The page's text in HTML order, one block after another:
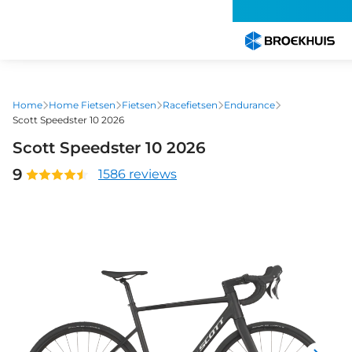
gaan
Home Home Fietsen Fietsen Racefietsen
Endurance
Scott Speedster 10 2026
Scott Speedster 10 2026
9
1586 reviews